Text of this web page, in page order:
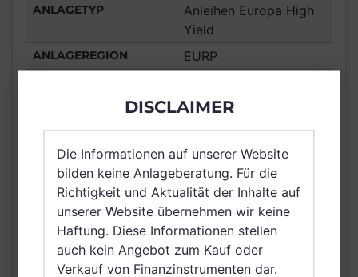
ANLAGETYP
Anleihen Europa High
Yield
ANLAGEREGION EURP
EUR
VERTRIEBSZULASSUNG
Portugal, Frankreich,
Deutschland, Italien,
Luxemburg, Österreich,
Schweiz
AUSGABEAUFSCHLAG 3,00%
MAX. LAUFENDE
KOSTEN
1,35%
DISCLAIMER
Die Informationen auf unserer Website
bilden keine Anlageberatung. Für die
Richtigkeit und Aktualität der Inhalte auf
unserer Website übernehmen wir keine
Haftung. Diese Informationen stellen
auch kein Angebot zum Kauf oder
Verkauf von Finanzinstrumenten dar.